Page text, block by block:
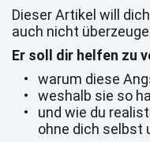
Dieser Artikel will
auch nicht
Er soll dir helfen zu
warum diese
weshalb sie so
und wie du
ohne dich selbst